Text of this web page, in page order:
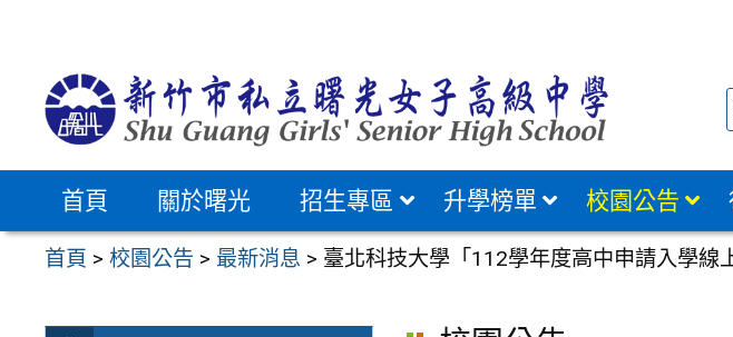
首頁 關於曙光 招生專區 升學榜單 校園公告
首頁 >校園公告 > 最新消息 > 臺北科技大學「112學年度高中申請入學線